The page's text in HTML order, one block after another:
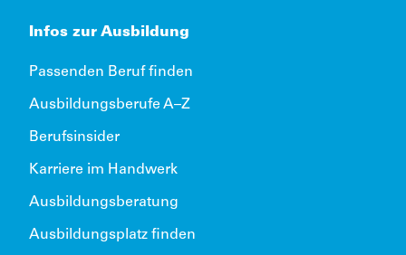
Infos zur Ausbildung
Passenden Beruf finden
Ausbildungsberufe A–Z
Berufsinsider
Karriere im Handwerk
Ausbildungsberatung
Ausbildungsplatz finden